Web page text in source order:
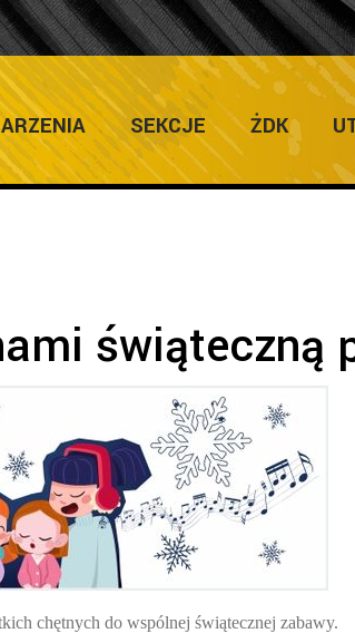
SEKCJE ŻDK
świąteczną
chętnych do wspólnej świątecznej zabawy.